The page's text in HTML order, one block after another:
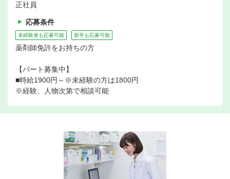
正社員
応募条件
未経験者も応募可能 新卒も応募可能
薬剤師免許をお持ちの方
【パート募集中】
■時給1900円～※未経験の方は1800円
※経験、人物次第で相談可能